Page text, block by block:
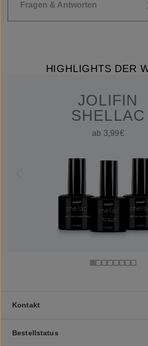
Fragen & Antworten
HIGHLIGHTS DER
JOLIFIN
SHELLAC
ab 3,99€
Kontakt
Bestellstatus